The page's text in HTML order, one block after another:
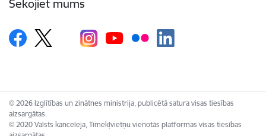
Sekojiet mums
© 2026 Izglītības un zinātnes ministrija, publicētā satura visas tiesības
aizsargātas.
© 2020 Valsts kanceleja, Tīmekļvietņu vienotās platformas visas tiesības